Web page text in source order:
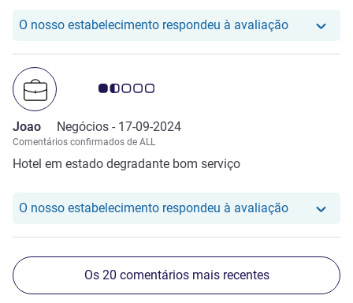
comercial e supermercado à 100 mts.
O nosso estabelecimento respondeu à avaliaçãoO nosso
Nota clientes Avis 1.5/5
Joao Negócios - 17-09-2024
Comentários confirmados de ALL
Hotel em estado degradante bom serviço
O nosso estabelecimento respondeu à avaliaçãoO nosso
Os 20 comentários mais recentes